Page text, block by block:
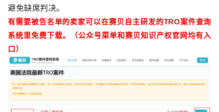
避免缺席判决。
有需要被告名单的卖家可以在赛贝自主研发的TRO案件查询
系统里免费下载。（公众号菜单和赛贝知识产权官网均有入
口）